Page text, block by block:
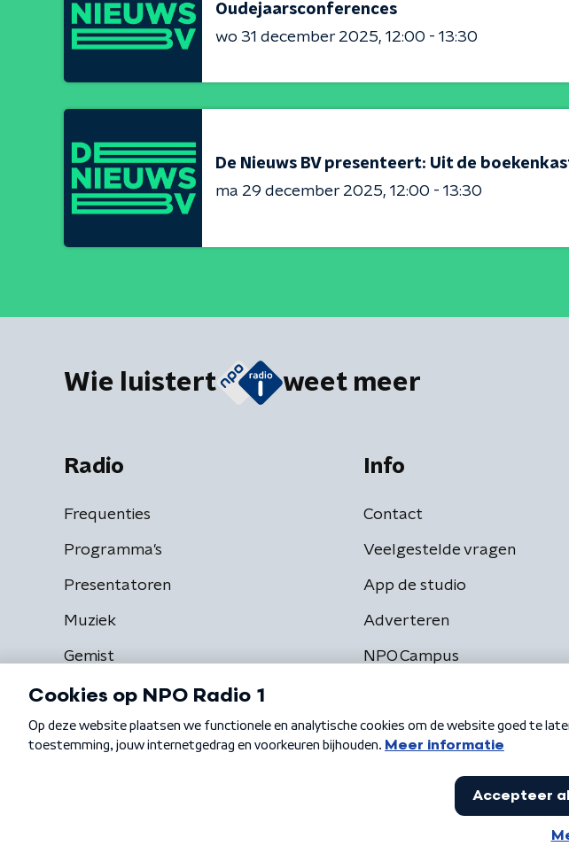
Oudejaarsconferences
wo 31 december 2025 12:00 - 13:30
De Nieuws BV presenteert: Uit de
ma 29 december 2025 12:00 - 13:30
Wie luistert weet meer
Radio
Frequenties
Programma's
Presentatoren
Muziek
Gemist
Info
Contact
Veelgestelde vragen
App de studio
Adverteren
NPO Campus
Algemene voorwaarden Privacybeleid